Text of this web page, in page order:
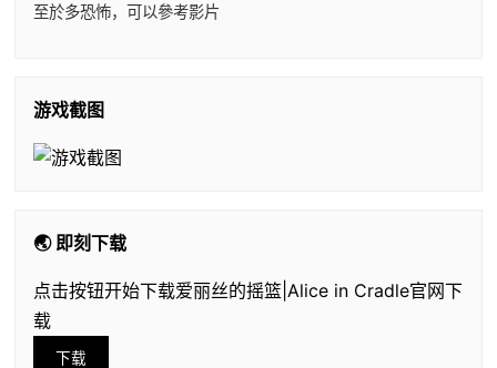
至於多恐怖，可以參考影片
游戏截图
🌏 即刻下载
点击按钮开始下载爱丽丝的摇篮|Alice in Cradle官网下
载
下载